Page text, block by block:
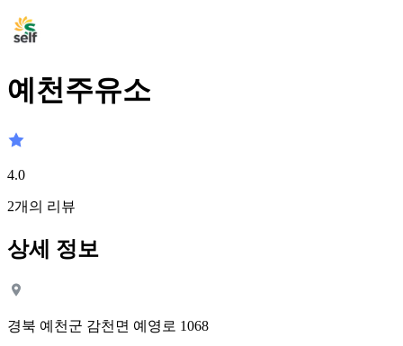
예천주유소
4.0
2개의 리뷰
상세 정보
경북 예천군 감천면 예영로 1068